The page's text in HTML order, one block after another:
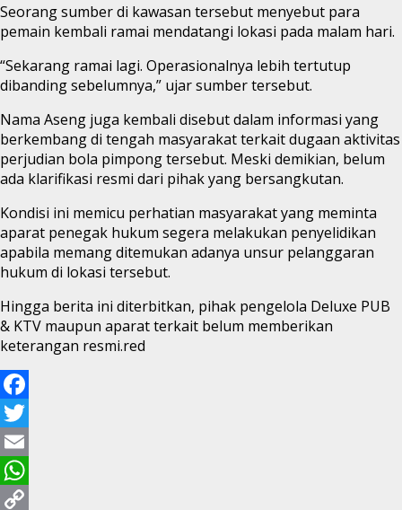
Seorang sumber di kawasan tersebut menyebut para
pemain kembali ramai mendatangi lokasi pada malam hari.
“Sekarang ramai lagi. Operasionalnya lebih tertutup
dibanding sebelumnya,” ujar sumber tersebut.
Nama Aseng juga kembali disebut dalam informasi yang
berkembang di tengah masyarakat terkait dugaan aktivitas
perjudian bola pimpong tersebut. Meski demikian, belum
ada klarifikasi resmi dari pihak yang bersangkutan.
Kondisi ini memicu perhatian masyarakat yang meminta
aparat penegak hukum segera melakukan penyelidikan
apabila memang ditemukan adanya unsur pelanggaran
hukum di lokasi tersebut.
Hingga berita ini diterbitkan, pihak pengelola Deluxe PUB
& KTV maupun aparat terkait belum memberikan
keterangan resmi.red
Facebook
Twitter
Email
WhatsApp